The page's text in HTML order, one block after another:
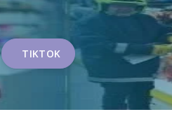
TIKTOK